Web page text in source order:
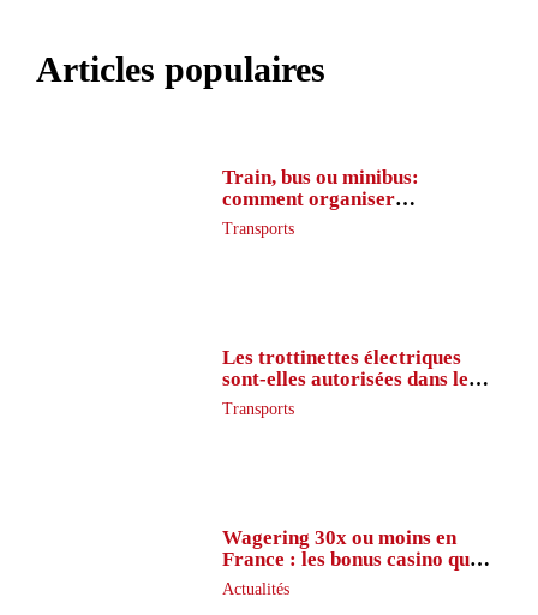
Articles populaires
Train, bus ou minibus:
comment organiser
l’itinéraire en France
Transports
Les trottinettes électriques
sont-elles autorisées dans le
métro ?
Transports
Wagering 30x ou moins en
France : les bonus casino que
peu de joueurs connaissent
vraiment
Actualités